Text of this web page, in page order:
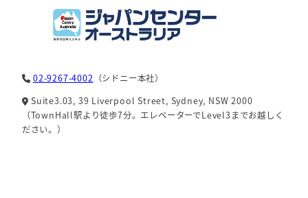
02-9267-4002 （シドニー本社）
Suite3.03, 39 Liverpool Street, Sydney, NSW 2000
（TownHall駅より徒歩7分。エレベーターでLevel3までお越しく
ださい。）